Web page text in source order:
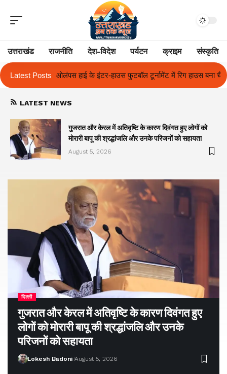
उत्तराखंड राजनीति देश-विदेश पर्यटन क्राइम संस्कृति
Latest Posts
टूर्नामेंट में रिग हाउस बना चैंपियन तुलाज़ ने रचा इतिहास, संस्थान से बना
LATEST NEWS
गुजरात और केरल में अतिवृष्टि के कारण दिवंगत हुए लोगों को
मोरारी बापू की श्रद्धांजलि और उनके परिजनों को सहायता
August 5, 2026
दिल्ली
गुजरात और केरल में अतिवृष्टि के कारण दिवंगत हुए
लोगों को मोरारी बापू की श्रद्धांजलि और उनके
परिजनों को सहायता
Lokesh Badoni August 5, 2026